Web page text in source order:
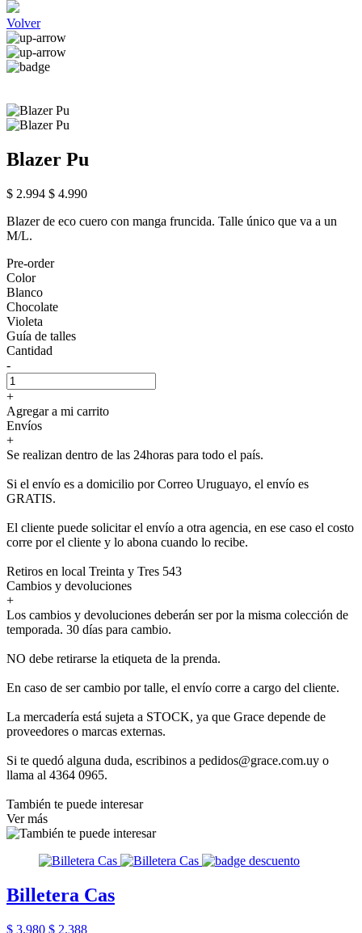
Volver
Blazer Pu
$ 2.994 $ 4.990
Blazer de eco cuero con manga fruncida. Talle único que va a un
M/L.
Pre-order
Color
Blanco
Chocolate
Violeta
Guía de talles
Cantidad
-
+
Agregar a mi carrito
Envíos
+
Se realizan dentro de las 24horas para todo el país.
Si el envío es a domicilio por Correo Uruguayo, el envío es
GRATIS.
El cliente puede solicitar el envío a otra agencia, en ese caso el costo
corre por el cliente y lo abona cuando lo recibe.
Retiros en local Treinta y Tres 543
Cambios y devoluciones
+
Los cambios y devoluciones deberán ser por la misma colección de
temporada. 30 días para cambio.
NO debe retirarse la etiqueta de la prenda.
En caso de ser cambio por talle, el envío corre a cargo del cliente.
La mercadería está sujeta a STOCK, ya que Grace depende de
proveedores o marcas externas.
Si te quedó alguna duda, escribinos a pedidos@grace.com.uy o
llama al 4364 0965.
También te puede interesar
Ver más
Billetera Cas
$ 3.980 $ 2.388